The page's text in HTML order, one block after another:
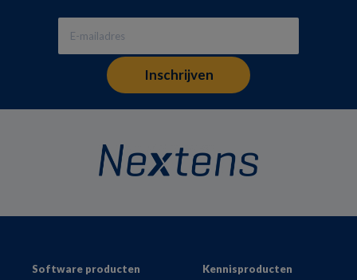
FooterSoftware producten
Kennisproducten